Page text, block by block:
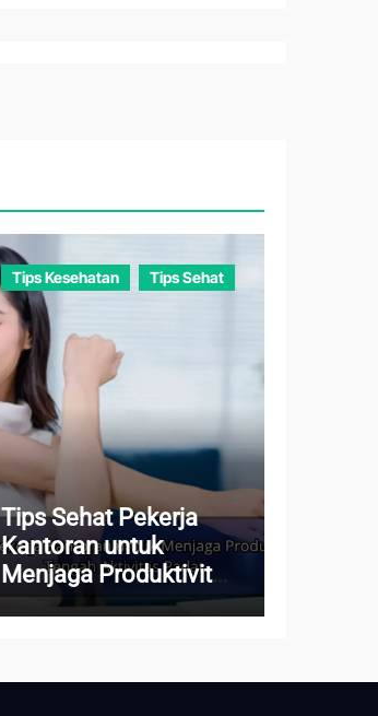
Tips Kesehatan Tips Sehat
Tips Sehat Pekerja
Kantoran untuk
Menjaga Produktivitas
di Tengah Aktivitas